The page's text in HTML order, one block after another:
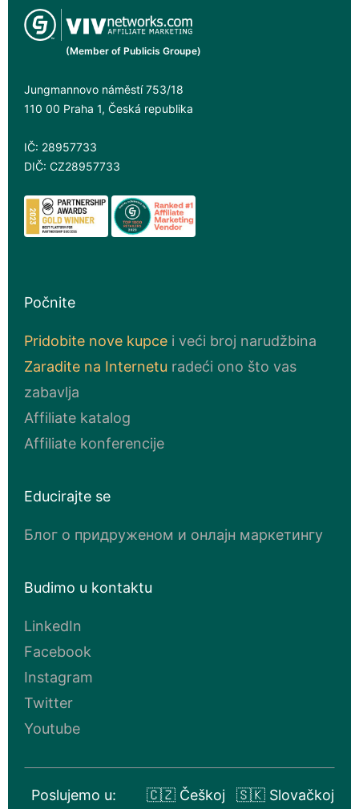
(Member of Publicis Groupe)
Jungmannovo náměstí 753/18
110 00 Praha 1, Česká republika
IČ: 28957733
DIČ: CZ28957733
Počnite
Pridobite nove kupce i veći broj narudžbina
Zaradite na Internetu radeći ono što vas
zabavlja
Affiliate katalog
Affiliate konferencije
Educirajte se
Блог о придруженом и онлајн маркетингу
Budimo u kontaktu
LinkedIn
Facebook
Instagram
Twitter
Youtube
Poslujemo u: 🇨🇿 Češkoj 🇸🇰 Slovačkoj